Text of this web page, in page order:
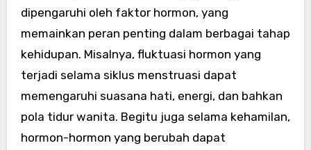
dipengaruhi oleh faktor hormon, yang
memainkan peran penting dalam berbagai tahap
kehidupan. Misalnya, fluktuasi hormon yang
terjadi selama siklus menstruasi dapat
memengaruhi suasana hati, energi, dan bahkan
pola tidur wanita. Begitu juga selama kehamilan,
hormon-hormon yang berubah dapat